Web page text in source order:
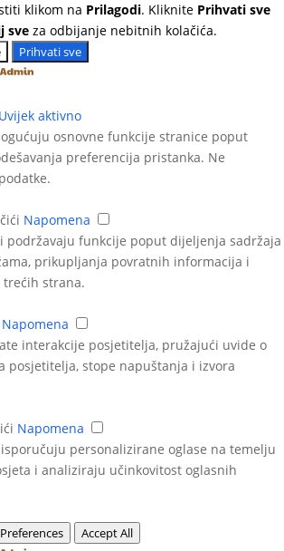
klikom na Prilagodi. Kliknite Prihvati sve
sve za odbijanje nebitnih kolačića.
Prihvati sve
Uvijek aktivno
osnovne funkcije stranice poput
preferencija pristanka. Ne
Napomena
podržavaju funkcije poput dijeljenja sadržaja
prikupljanja povratnih informacija i
trećih strana.
Napomena
interakcije posjetitelja, pružajući uvide o
posjetitelja, stope napuštanja i izvora
Napomena
personalizirane oglase na temelju
i analiziraju učinkovitost oglasnih
Accept All